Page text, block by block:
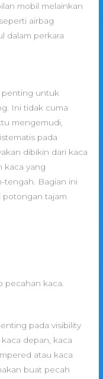
mobil melainkan
airbag
dalam perkara
penting untuk
Ini tidak cuma
mengemudi,
pada
dibikin dari kaca
kaca yang
tengah. Bagian ini
potongan tajam
pecahan kaca.
pada visibility
depan, kaca
atau kaca
buat pecah